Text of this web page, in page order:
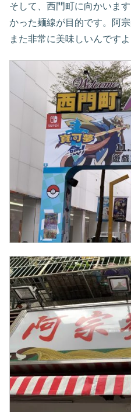
そして、西門町に向かいま
かった麺線が目的です。阿
また非常に美味しいんですよ